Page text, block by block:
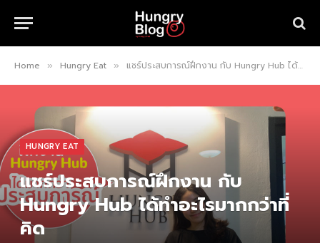
Home » Hungry Eat » แชร์ประสบการณ์ฝึกงาน กับ Hungry Hub ได้ทำอะไรมากกว่าที่คิด
HUNGRY EAT
แชร์ประสบการณ์ฝึกงาน กับ
Hungry Hub ได้ทำอะไรมากกว่าที่
คิด